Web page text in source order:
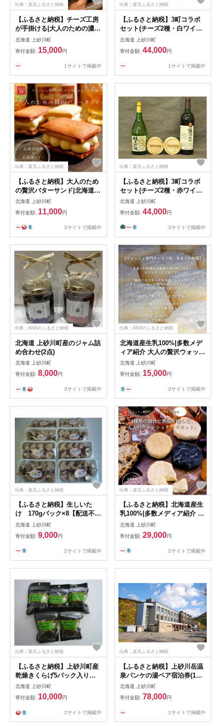
出典：楽天ふるさと納税
【ふるさと納税】チーズ工房
が手掛ける|大人のための濃厚
バスクチーズケーキ【自家製
ウォッシュチーズ使用】【配
送不可地域：離島】
【1625868】
北海道 上砂川町
寄付金額: 15,000円
1サイトで掲載中
出典：楽天ふるさと納税
【ふるさと納税】3町コラボ
セット(チーズ2種・白ワイン1
本・地酒1本)【配送不可地
域：離島】【1292473】
北海道 上砂川町
寄付金額: 44,000円
1サイトで掲載中
出典：楽天ふるさと納税
【ふるさと納税】大人のため
の贅沢バターサンド|北海道味
噌×北海道バター×味噌キャラ
メル|きまぐれ牧場【配送不可
地域：離島】【1715754】
北海道 上砂川町
寄付金額: 11,000円
3サイトで掲載中
出典：楽天ふるさと納税
【ふるさと納税】3町コラボ
セット(チーズ2種・赤ワイン1
本・地酒1本)【配送不可地
域：離島】【1292467】
北海道 上砂川町
寄付金額: 44,000円
3サイトで掲載中
出典：ANAのふるさと納税
北海道 上砂川町産のジャム詰
め合わせ(2点)
北海道 上砂川町
寄付金額: 8,000円
3サイトで掲載中
出典：ANAのふるさと納税
北海道産生乳100%|多数メデ
ィア紹介 大人の贅沢ウォッシ
ュチーズ食べ比べ2種|きまぐ
れ牧場【配送不可地域：離
島】
北海道 上砂川町
寄付金額: 15,000円
2サイトで掲載中
出典：楽天ふるさと納税
【ふるさと納税】生しいた
け 170gパック×8【配送不可
地域：離島】【1273915】
北海道 上砂川町
寄付金額: 9,000円
2サイトで掲載中
出典：楽天ふるさと納税
【ふるさと納税】北海道産生
乳100%|多数メディア紹介 大
人の贅沢ウォッシュチーズ食
べ比べ4種|きまぐれ牧場【配
送不可地域：離島】
【1577388】
北海道 上砂川町
寄付金額: 29,000円
2サイトで掲載中
出典：楽天ふるさと納税
【ふるさと納税】上砂川町産
乾燥きくらげ5パック入り
【1359780】
北海道 上砂川町
寄付金額: 10,000円
2サイトで掲載中
出典：楽天ふるさと納税
【ふるさと納税】上砂川岳温
泉パンケの湯ペア宿泊券(1泊2
食付)【1262620】
北海道 上砂川町
寄付金額: 78,000円
1サイトで掲載中